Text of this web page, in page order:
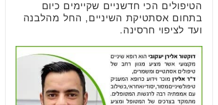
הטיפולים הכי חדשניים שקיימים כיום
בתחום אסתטיקת השיניים, החל מהלבנה
ועד לציפוי חרסינה.